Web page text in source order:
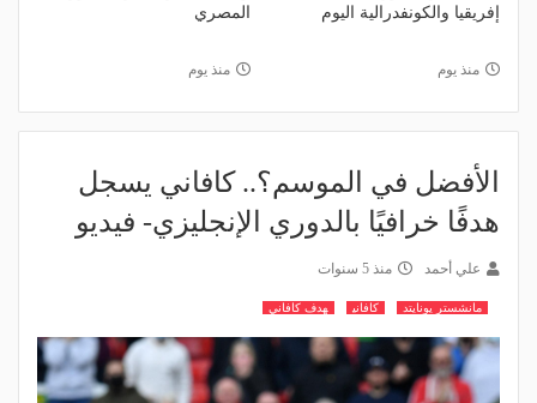
إفريقيا والكونفدرالية اليوم
منذ يوم
المصري
منذ يوم
الأفضل في الموسم؟.. كافاني يسجل
هدفًا خرافيًا بالدوري الإنجليزي- فيديو
علي أحمد منذ 5 سنوات
مانشستر يونايتد كافاني هدف كافاني